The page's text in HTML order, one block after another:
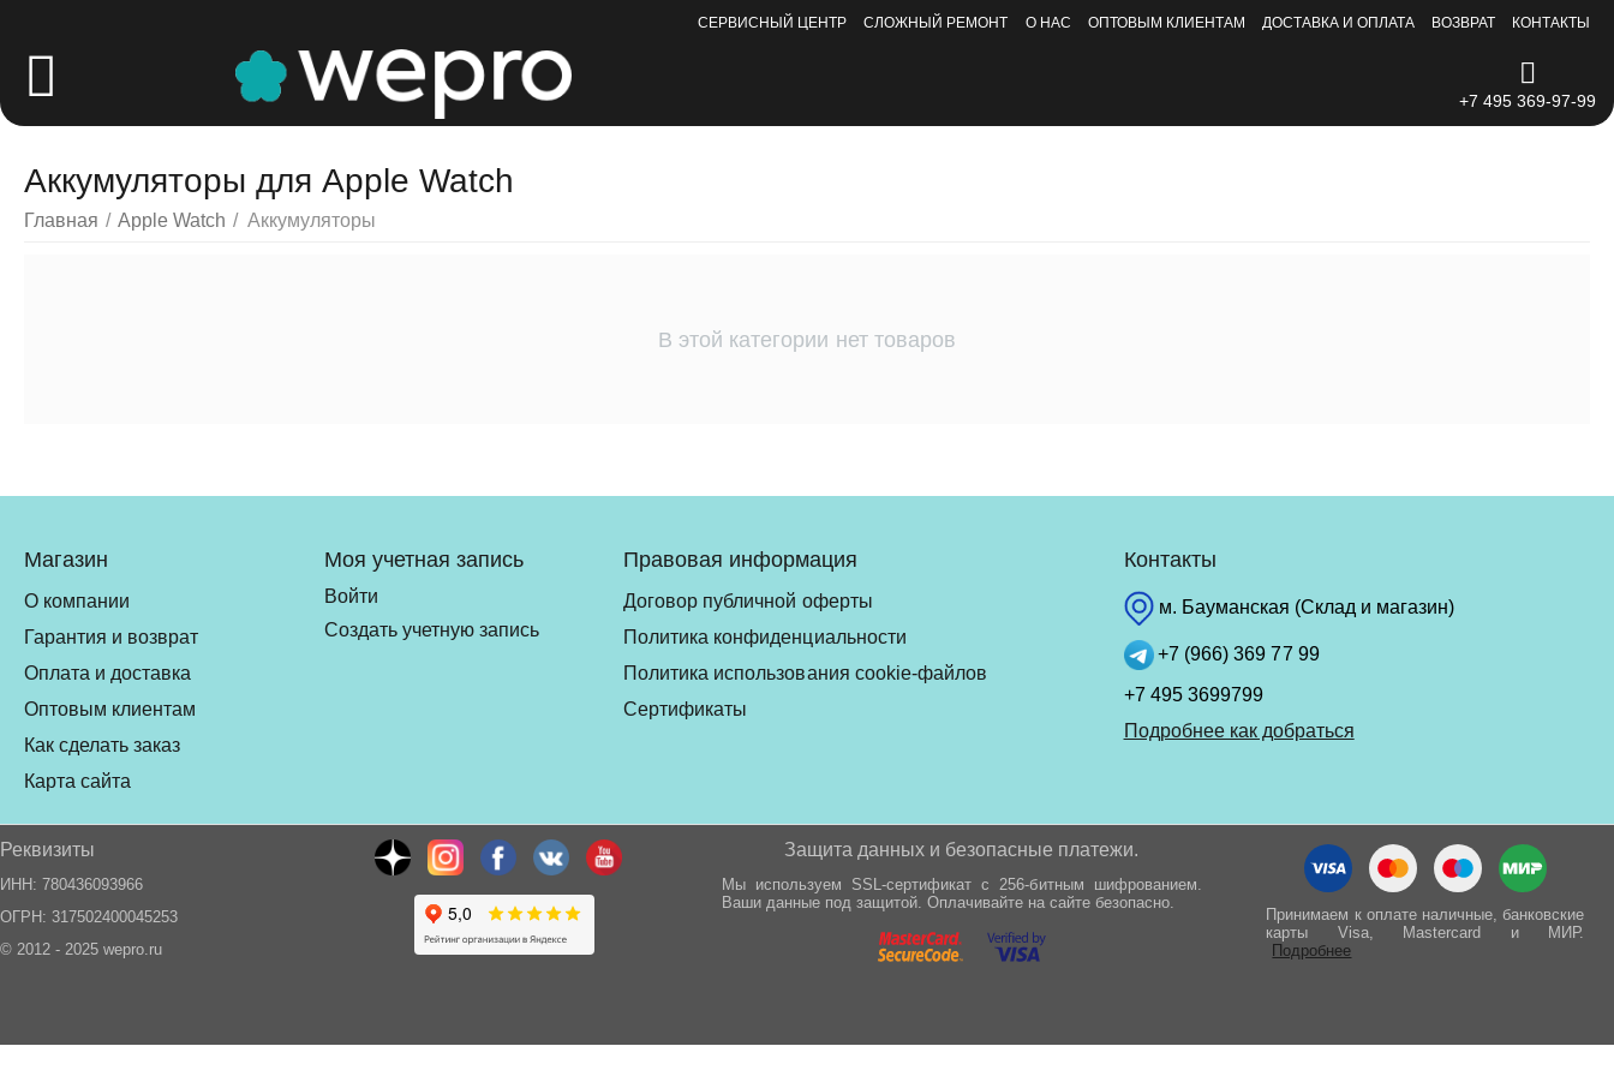
СЕРВИСНЫЙ ЦЕНТР СЛОЖНЫЙ РЕМОНТ О НАС ОПТОВЫМ КЛИЕНТАМ ДОСТАВКА И ОПЛАТА ВОЗВРАТ КОНТАКТЫ
+7 495 369-97-99
Аккумуляторы для Apple Watch
Главная / Apple Watch / Аккумуляторы
В этой категории нет товаров
Магазин
О компании
Гарантия и возврат
Оплата и доставка
Оптовым клиентам
Как сделать заказ
Карта сайта
Моя учетная запись
Войти
Создать учетную запись
Правовая информация
Договор публичной оферты
Политика конфиденциальности
Политика использования cookie-файлов
Сертификаты
Контакты
м. Бауманская (Склад и магазин)
+7 (966) 369 77 99
+7 495 3699799
Подробнее как добраться
Реквизиты
ИНН: 780436093966
ОГРН: 317502400045253
© 2012 - 2025 wepro.ru
Защита данных и безопасные платежи.
Мы используем SSL-сертификат с 256-битным шифрованием.
Ваши данные под защитой. Оплачивайте на сайте безопасно.
Принимаем к оплате наличные, банковские
карты Visa, Mastercard и МИР.
Подробнее